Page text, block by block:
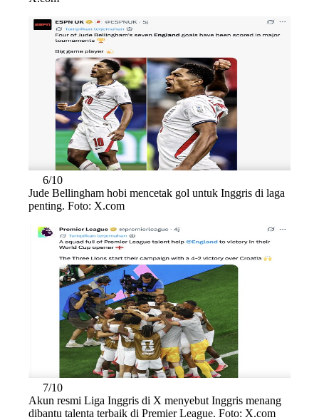
6/10
Jude Bellingham hobi mencetak gol untuk Inggris di laga
penting. Foto: X.com
7/10
Akun resmi Liga Inggris di X menyebut Inggris menang
dibantu talenta terbaik di Premier League. Foto: X.com